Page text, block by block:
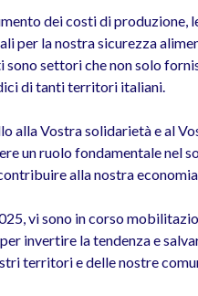
dei costi di
per la nostra sicurezza
settori che non solo
di tanti territori italiani.
alla Vostra solidarietà e al
un ruolo fondamentale nel
alla nostra
vi sono in corso
invertire la tendenza e
territori e delle nostre